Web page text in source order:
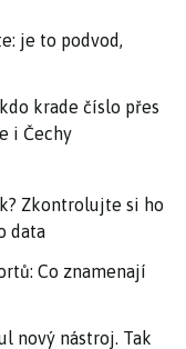
je to podvod,
krade číslo přes
i Čechy
Zkontrolujte si ho
data
Co znamenají
nový nástroj. Tak